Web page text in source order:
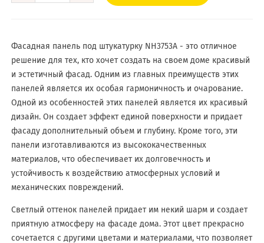
Фасадная панель под штукатурку NH3753A - это отличное
решение для тех, кто хочет создать на своем доме красивый
и эстетичный фасад. Одним из главных преимуществ этих
панелей является их особая гармоничность и очарование.
Одной из особенностей этих панелей является их красивый
дизайн. Он создает эффект единой поверхности и придает
фасаду дополнительный объем и глубину. Кроме того, эти
панели изготавливаются из высококачественных
материалов, что обеспечивает их долговечность и
устойчивость к воздействию атмосферных условий и
механических повреждений.
Светлый оттенок панелей придает им некий шарм и создает
приятную атмосферу на фасаде дома. Этот цвет прекрасно
сочетается с другими цветами и материалами, что позволяет